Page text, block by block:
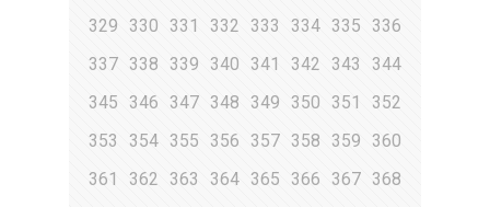
329
330 331 332 333 334 335
336
337 338 339 340 341 342 343
344
345
346 347 348 349 350 351
352
353
354 355 356 357 358 359 360
361
362 363 364 365 366 367 368